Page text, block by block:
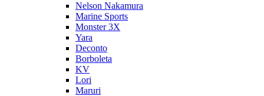
Nelson Nakamura
Marine Sports
Monster 3X
Yara
Deconto
Borboleta
KV
Lori
Maruri